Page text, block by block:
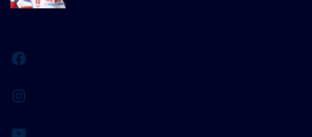
Facebook
Instagram
YouTube